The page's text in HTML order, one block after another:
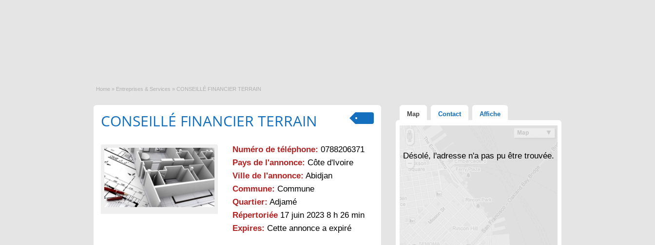
Home » Entreprises & Services » CONSEILLÉ FINANCIER TERRAIN
CONSEILLÉ FINANCIER TERRAIN
Numéro de téléphone: 0788206371
Pays de l'annonce: Côte d'Ivoire
Ville de l'annonce: Abidjan
Commune: Commune
Quartier: Adjamé
Répertoriée 17 juin 2023 8 h 26 min
Expires: Cette annonce a expiré
Map Contact Affiche
Désolé, l'adresse n'a pas pu être trouvée.